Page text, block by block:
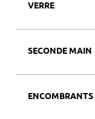
VERRE
SECONDE MAIN
ENCOMBRANTS